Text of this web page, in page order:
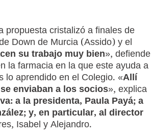
propuesta cristalizó a finales de
Down de Murcia (Assido) y el
su trabajo muy bien», defiende
la farmacia en la que este ayuda a
lo aprendido en el Colegio. «Allí
enviaban a los socios», explica
a la presidenta, Paula Payá; a
y, en particular, al director
Isabel y Alejandro.